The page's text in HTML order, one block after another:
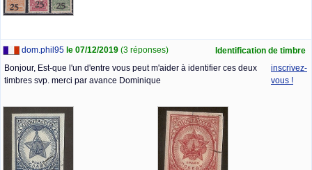
dom.phil95 le 07/12/2019 (3 réponses)
Identification de timbre
Bonjour, Est-que l'un d'entre vous peut m'aider à identifier ces deux
timbres svp. merci par avance Dominique
inscrivez-
vous !